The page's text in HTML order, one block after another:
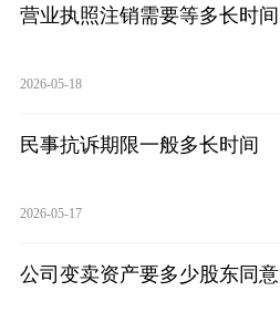
营业执照注销需要等多长时间
2026-05-18
民事抗诉期限一般多长时间
2026-05-17
公司变卖资产要多少股东同意